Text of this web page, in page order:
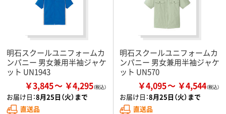
明石スクールユニフォームカ
ンパニー 男女兼用半袖ジャケ
ット UN1943
￥3,845 ￥4,295
お届け日：8月25日（火）まで
直送品
明石スクールユニフォームカ
ンパニー 男女兼用半袖ジャケ
ット UN570
￥4,095 ￥4,544
お届け日：8月25日（火）まで
直送品